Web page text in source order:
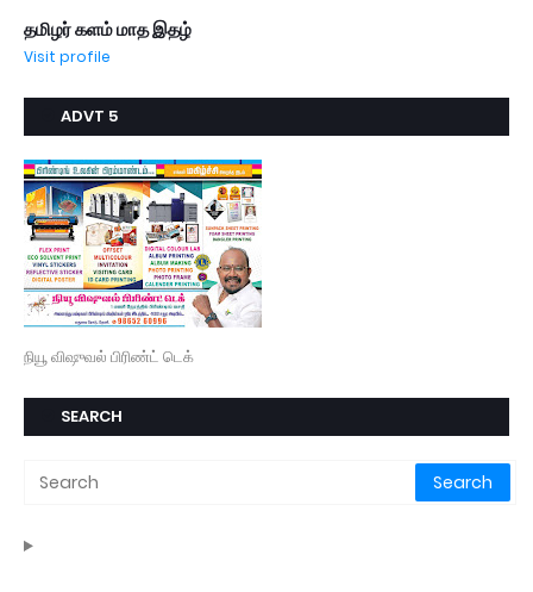
தமிழர் களம் மாத இதழ்
Visit profile
ADVT 5
நியூ விஷுவல் பிரிண்ட் டெக்
SEARCH